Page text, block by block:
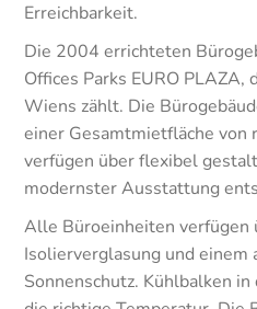
Erreichbarkeit.
Die 2004 errichteten
Offices Parks EURO PLAZA,
Wiens zählt. Die
einer Gesamtmietfläche von
verfügen über flexibel
modernster Ausstattung
Alle Büroeinheiten verfügen
Isolierverglasung und einem
Sonnenschutz. Kühlbalken